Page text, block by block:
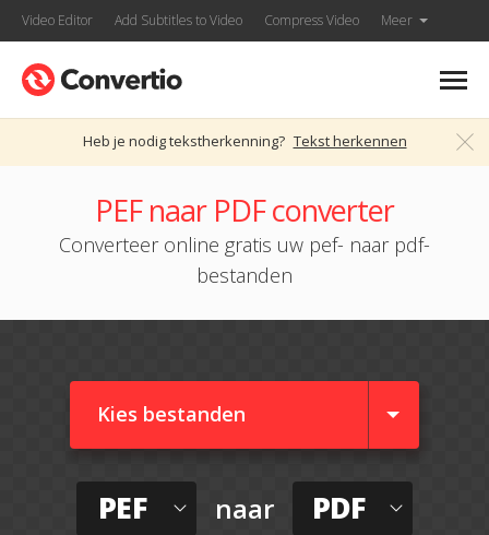
Video Editor Add Subtitles to Video Compress Video Meer
Heb je nodig tekstherkenning? Tekst herkennen
PEF naar PDF converter
Converteer online gratis uw pef- naar pdf-
bestanden
Kies bestanden
PEF naar PDF